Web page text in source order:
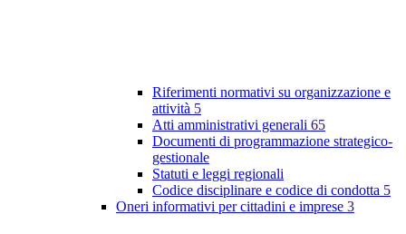
Riferimenti normativi su organizzazione e
attività 5
Atti amministrativi generali 65
Documenti di programmazione strategico-
gestionale
Statuti e leggi regionali
Codice disciplinare e codice di condotta 5
Oneri informativi per cittadini e imprese 3